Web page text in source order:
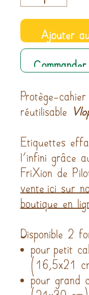
Ajouter
Protège-cahier
réutilisable Vlop
Etiquettes
l'infini grâce
FriXion de
boutique en
Disponible 2
pour petit
(16,5x21
pour grand
(21x30 cm)